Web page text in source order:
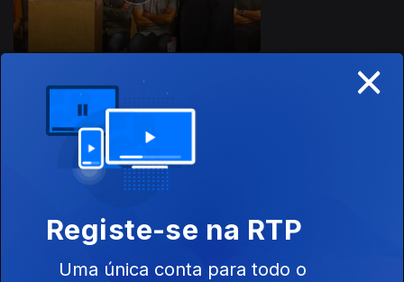
Este conteúdo faz parte de Humor
×
Registe-se na RTP
Uma única conta para todo o